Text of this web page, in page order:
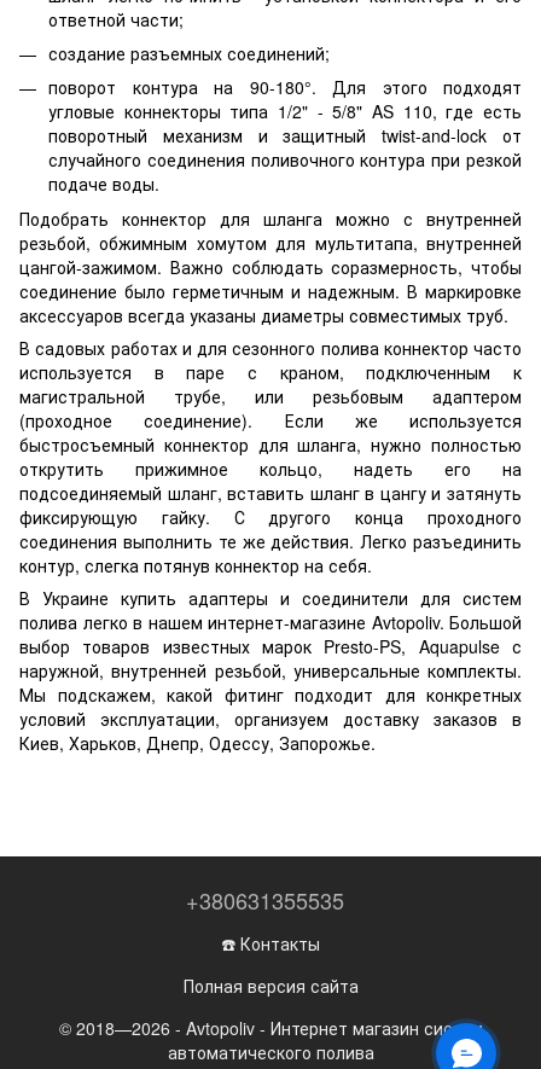
ответной части;
создание разъемных соединений;
поворот контура на 90-180°. Для этого подходят
угловые коннекторы типа 1/2" - 5/8" AS 110, где есть
поворотный механизм и защитный twist-and-lock от
случайного соединения поливочного контура при резкой
подаче воды.
Подобрать коннектор для шланга можно с внутренней
резьбой, обжимным хомутом для мультитапа, внутренней
цангой-зажимом. Важно соблюдать соразмерность, чтобы
соединение было герметичным и надежным. В маркировке
аксессуаров всегда указаны диаметры совместимых труб.
В садовых работах и для сезонного полива коннектор часто
используется в паре с краном, подключенным к
магистральной трубе, или резьбовым адаптером
(проходное соединение). Если же используется
быстросъемный коннектор для шланга, нужно полностью
открутить прижимное кольцо, надеть его на
подсоединяемый шланг, вставить шланг в цангу и затянуть
фиксирующую гайку. С другого конца проходного
соединения выполнить те же действия. Легко разъединить
контур, слегка потянув коннектор на себя.
В Украине купить адаптеры и соединители для систем
полива легко в нашем интернет-магазине Avtopoliv. Большой
выбор товаров известных марок Presto-PS, Aquapulse с
наружной, внутренней резьбой, универсальные комплекты.
Мы подскажем, какой фитинг подходит для конкретных
условий эксплуатации, организуем доставку заказов в
Киев, Харьков, Днепр, Одессу, Запорожье.
+380631355535
☎️ Контакты
Полная версия сайта
© 2018—2026 - Avtopoliv - Интернет магазин систем
автоматического полива